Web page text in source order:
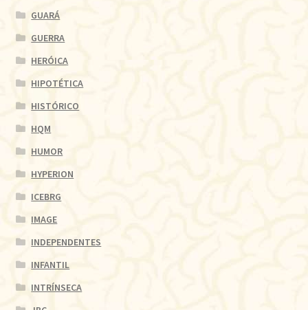
GUARÁ
GUERRA
HERÓICA
HIPOTÉTICA
HISTÓRICO
HQM
HUMOR
HYPERION
ICEBRG
IMAGE
INDEPENDENTES
INFANTIL
INTRÍNSECA